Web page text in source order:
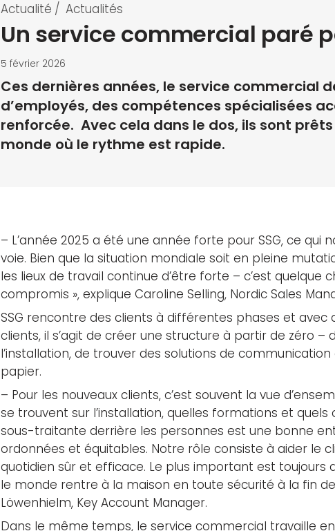
Actualité / Actualités
Un service commercial paré
5 février 2026
Ces dernières années, le service commercial
d’employés, des compétences spécialisées
renforcée. Avec cela dans le dos, ils sont
monde où le rythme est rapide.
– L’année 2025 a été une année forte pour SSG, ce
voie. Bien que la situation mondiale soit en pleine
les lieux de travail continue d’être forte – c’est quelque
compromis », explique Caroline Selling, Nordic Sales
SSG rencontre des clients à différentes phases et
clients, il s’agit de créer une structure à partir de zéro
l’installation, de trouver des solutions de
papier.
– Pour les nouveaux clients, c’est souvent la vue
se trouvent sur l’installation, quelles formations et
sous-traitante derrière les personnes est une bonne
ordonnées et équitables. Notre rôle consiste à aider le
quotidien sûr et efficace. Le plus important est
le monde rentre à la maison en toute sécurité à la fin
Löwenhielm, Key Account Manager.
Dans le même temps, le service commercial travaille